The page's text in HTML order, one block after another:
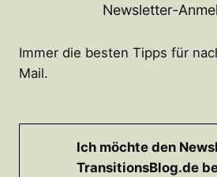
Newsletter-
Immer die besten Tipps für
Mail.
Ich möchte den
TransitionsBlog.de